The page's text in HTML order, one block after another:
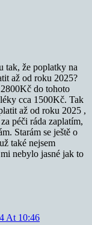
tak, že poplatky na
až od roku 2025?
do tohoto
cca 1500Kč. Tak
až od roku 2025 ,
péči ráda zaplatím,
Starám se ještě o
také nejsem
nebylo jasné jak to
At 10:46